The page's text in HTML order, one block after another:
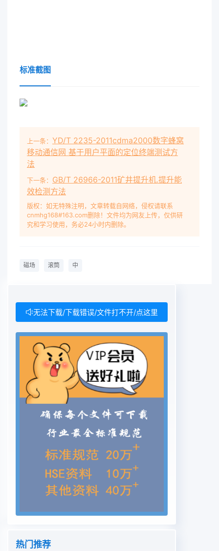
标准截图
上一条： YD/T 2235-2011cdma2000数字蜂窝
移动通信网 基于用户平面的定位终端测试方
法
下一条： GB/T 26966-2011矿井提升机.提升能
效检测方法
版权：如无特殊注明，文章转载自网络，侵权请联系
cnmhg168#163.com删除！文件均为网友上传，仅供研
究和学习使用，务必24小时内删除。
磁场 滚筒 中
无法下载/下载错误/文件打不开/点这里
热门推荐